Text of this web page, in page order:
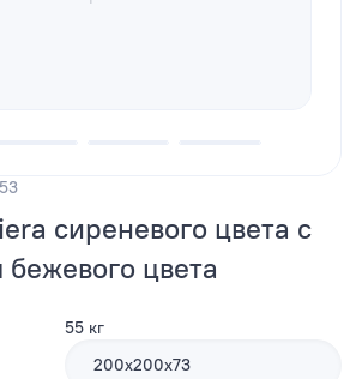
сиреневого цвета с
цвета
55 кг
200х200х73